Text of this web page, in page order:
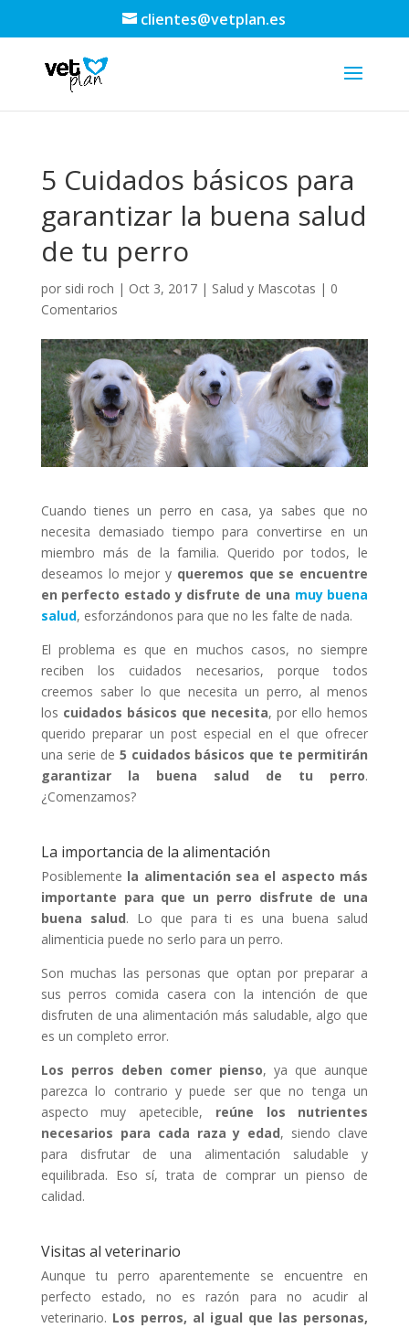
clientes@vetplan.es
5 Cuidados básicos para
garantizar la buena salud
de tu perro
por sidi roch | Oct 3, 2017| Salud y Mascotas | 0
Comentarios
Cuando tienes un perro en casa, ya sabes que no
necesita demasiado tiempo para convertirse en un
miembro más de la familia. Querido por todos, le
deseamos lo mejor y queremos que se encuentre
en perfecto estado y disfrute de una muy buena
salud, esforzándonos para que no les falte de nada.
El problema es que en muchos casos, no siempre
reciben los cuidados necesarios, porque todos
creemos saber lo que necesita un perro, al menos
los cuidados básicos que necesita, por ello hemos
querido preparar un post especial en el que ofrecer
una serie de 5 cuidados básicos que te permitirán
garantizar la buena salud de tu perro.
¿Comenzamos?
La importancia de la alimentación
Posiblemente la alimentación sea el aspecto más
importante para que un perro disfrute de una
buena salud. Lo que para ti es una buena salud
alimenticia puede no serlo para un perro.
Son muchas las personas que optan por preparar a
sus perros comida casera con la intención de que
disfruten de una alimentación más saludable, algo que
es un completo error.
Los perros deben comer pienso, ya que aunque
parezca lo contrario y puede ser que no tenga un
aspecto muy apetecible, reúne los nutrientes
necesarios para cada raza y edad, siendo clave
para disfrutar de una alimentación saludable y
equilibrada. Eso sí, trata de comprar un pienso de
calidad.
Visitas al veterinario
Aunque tu perro aparentemente se encuentre en
perfecto estado, no es razón para no acudir al
veterinario. Los perros, al igual que las personas,